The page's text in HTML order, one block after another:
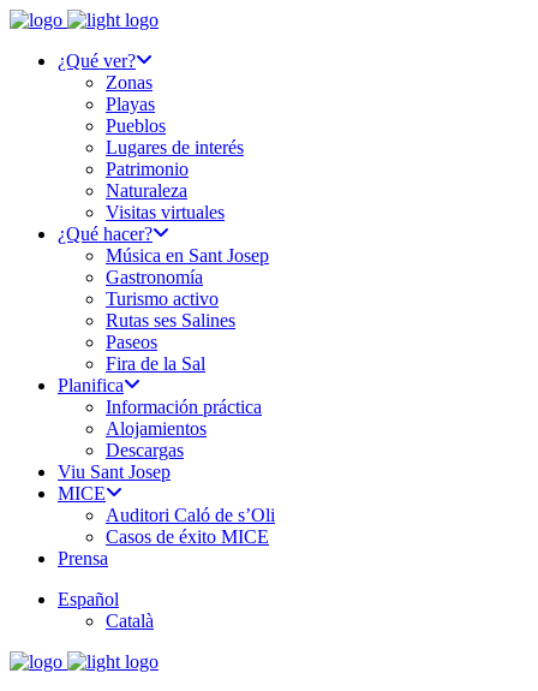
¿Qué ver?
Zonas
Playas
Pueblos
Lugares de interés
Patrimonio
Naturaleza
Visitas virtuales
¿Qué hacer?
Música en Sant Josep
Gastronomía
Turismo activo
Rutas ses Salines
Paseos
Fira de la Sal
Planifica
Información práctica
Alojamientos
Descargas
Viu Sant Josep
MICE
Auditori Caló de s’Oli
Casos de éxito MICE
Prensa
Español
Català